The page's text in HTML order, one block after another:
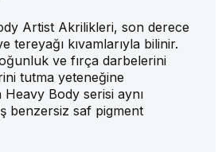
Artist Akrilikleri, son derece
tereyağı kıvamlarıyla bilinir.
ve fırça darbelerini
tutma yeteneğine
Body serisi aynı
benzersiz saf pigment